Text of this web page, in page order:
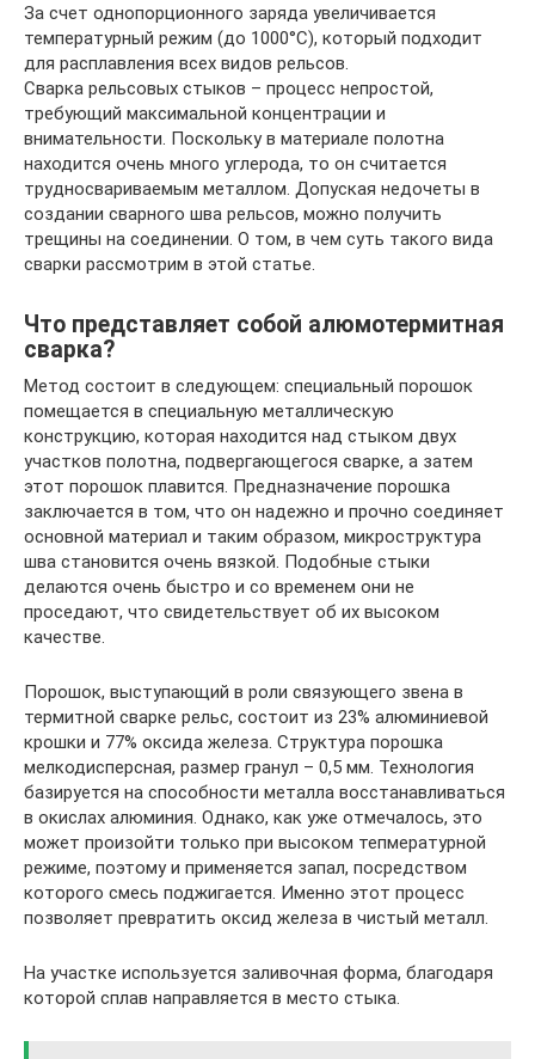
За счет однопорционного заряда увеличивается
температурный режим (до 1000°С), который подходит
для расплавления всех видов рельсов.
Сварка рельсовых стыков – процесс непростой,
требующий максимальной концентрации и
внимательности. Поскольку в материале полотна
находится очень много углерода, то он считается
трудносвариваемым металлом. Допуская недочеты в
создании сварного шва рельсов, можно получить
трещины на соединении. О том, в чем суть такого вида
сварки рассмотрим в этой статье.
Что представляет собой алюмотермитная
сварка?
Метод состоит в следующем: специальный порошок
помещается в специальную металлическую
конструкцию, которая находится над стыком двух
участков полотна, подвергающегося сварке, а затем
этот порошок плавится. Предназначение порошка
заключается в том, что он надежно и прочно соединяет
основной материал и таким образом, микроструктура
шва становится очень вязкой. Подобные стыки
делаются очень быстро и со временем они не
проседают, что свидетельствует об их высоком
качестве.
Порошок, выступающий в роли связующего звена в
термитной сварке рельс, состоит из 23% алюминиевой
крошки и 77% оксида железа. Структура порошка
мелкодисперсная, размер гранул – 0,5 мм. Технология
базируется на способности металла восстанавливаться
в окислах алюминия. Однако, как уже отмечалось, это
может произойти только при высоком тепмературной
режиме, поэтому и применяется запал, посредством
которого смесь поджигается. Именно этот процесс
позволяет превратить оксид железа в чистый металл.
На участке используется заливочная форма, благодаря
которой сплав направляется в место стыка.